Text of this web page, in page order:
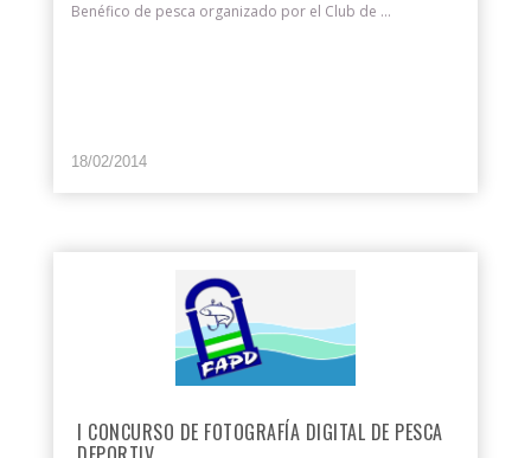
Benéfico de pesca organizado por el Club de ...
18/02/2014
I CONCURSO DE FOTOGRAFÍA DIGITAL DE PESCA